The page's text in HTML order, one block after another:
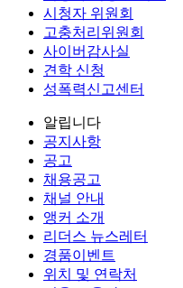
시청자 위원회
고충처리위원회
사이버감사실
견학 신청
성폭력신고센터
알립니다
공지사항
공고
채용공고
채널 안내
앵커 소개
리더스 뉴스레터
경품이벤트
위치 및 연락처